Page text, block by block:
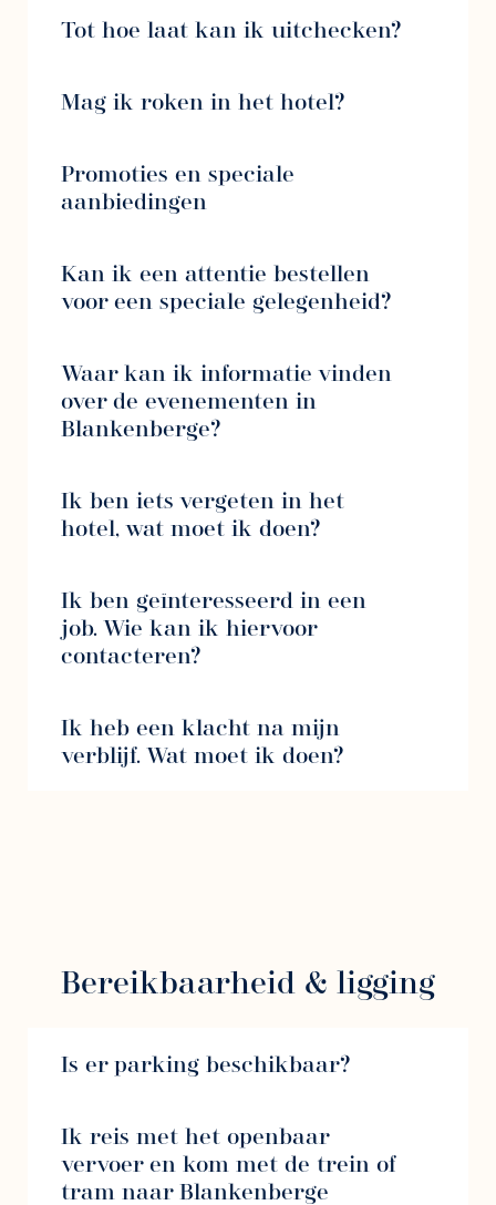
Tot hoe laat kan ik uitchecken?
Mag ik roken in het hotel?
Promoties en speciale
aanbiedingen
Kan ik een attentie bestellen
voor een speciale gelegenheid?
Waar kan ik informatie vinden
over de evenementen in
Blankenberge?
Ik ben iets vergeten in het
hotel, wat moet ik doen?
Ik ben geïnteresseerd in een
job. Wie kan ik hiervoor
contacteren?
Ik heb een klacht na mijn
verblijf. Wat moet ik doen?
Bereikbaarheid & ligging
Is er parking beschikbaar?
Ik reis met het openbaar
vervoer en kom met de trein of
tram naar Blankenberge